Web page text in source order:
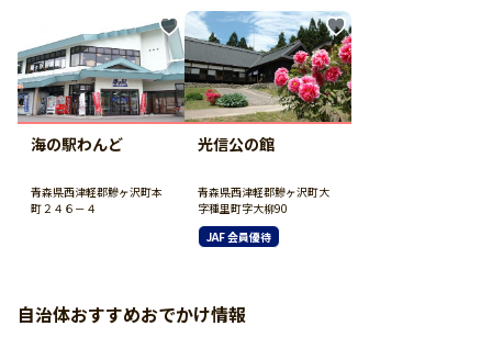
海の駅わんど
青森県西津軽郡鰺ヶ沢町本
町２４６－４
光信公の館
青森県西津軽郡鰺ヶ沢町大
字種里町字大柳90
JAF 会員優待
自治体おすすめおでかけ情報